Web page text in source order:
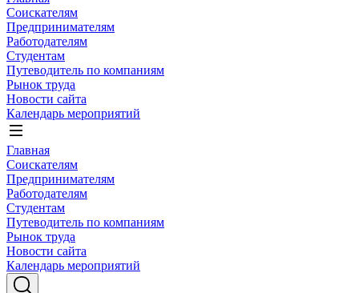
Соискателям
Предпринимателям
Работодателям
Студентам
Путеводитель по компаниям
Рынок труда
Новости сайта
Календарь мероприятий
Главная
Соискателям
Предпринимателям
Работодателям
Студентам
Путеводитель по компаниям
Рынок труда
Новости сайта
Календарь мероприятий